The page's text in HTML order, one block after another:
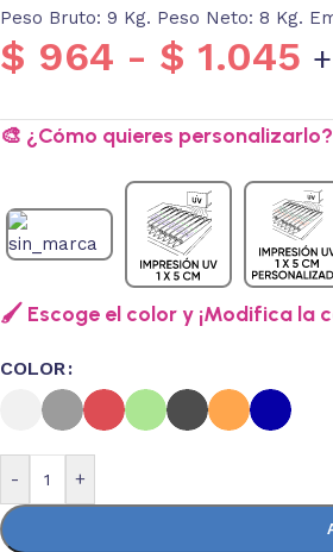
Peso Bruto: 9 Kg. Peso Neto: 8 Kg.
$ 964 - $ 1.045
🎨 ¿Cómo quieres
🖌️ Escoge el color y ¡Modifica la
COLOR
- +